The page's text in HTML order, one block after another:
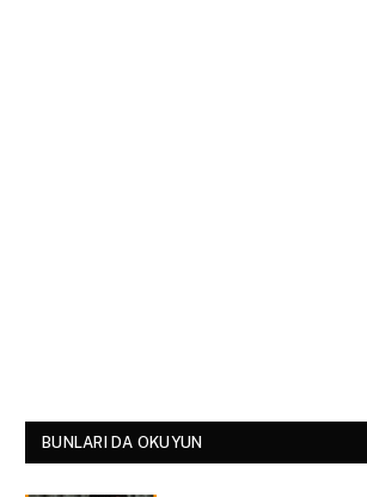
BUNLARI DA OKUYUN